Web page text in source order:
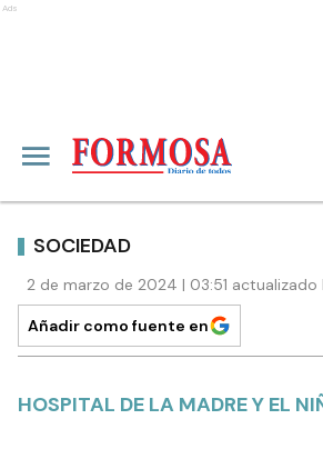
Ads
SOCIEDAD
2 de marzo de 2024 | 03:51 actualizado
Añadir como fuente en
HOSPITAL DE LA MADRE Y EL